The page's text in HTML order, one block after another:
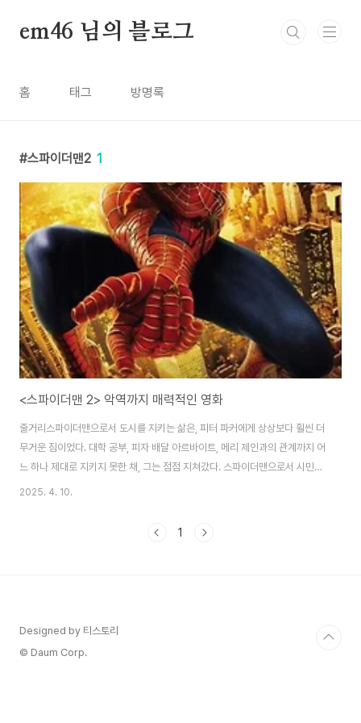
em46 님의 블로그
홈 태그 방명록
스파이더맨2 1
<스파이더맨 2> 악역까지 매력적인 영화
줄거리스파이더맨으로서 도시를 지키는 삶은, 피터 파커에게 상상보다 훨씬 더
무거운 짐이었다. 대학 공부, 피자 배달 아르바이트, 메리 제인과의 관계까지 어
느 하나 제대로 지키지 못한 채, 그는 점점 지쳐갔다. 스파이더맨으로서 시민을
구하는 동안, 피터 파커로서의 삶은 무너져내리고 있었다. 그런 압박감 속에서
딩을 날던 도중 힘을 잃고 추락하기도 한다. 몸뿐만 아니라 마음마저 흔들린 피
2025. 4. 10.
1
Designed by 티스토리
© Daum Corp.